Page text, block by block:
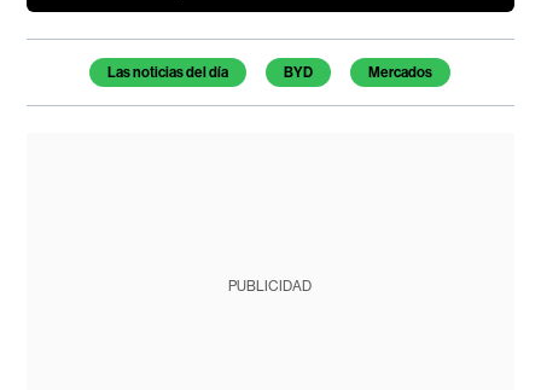
Temas de este artículo
Las noticias del día BYD Mercados
PUBLICIDAD